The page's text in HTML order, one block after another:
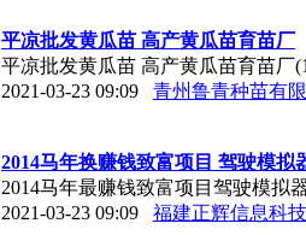
平凉批发黄瓜苗 高产黄瓜苗育苗厂
平凉批发黄瓜苗 高产黄瓜苗育苗厂
2021-03-23 09:09
青州鲁青种苗有
2014马年换赚钱致富项目 驾驶模拟
2014马年最赚钱致富项目驾驶模拟
2021-03-23 09:09
福建正辉信息科